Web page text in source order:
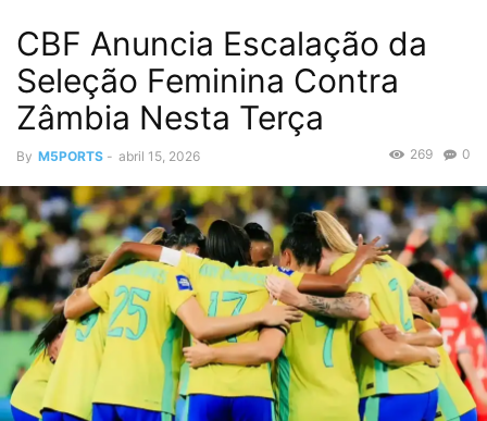
CBF Anuncia Escalação da
Seleção Feminina Contra
Zâmbia Nesta Terça
By M5PORTS - abril 15, 2026 0
269